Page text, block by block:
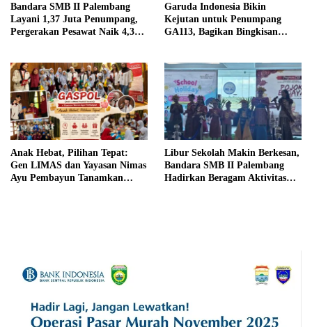
Bandara SMB II Palembang
Layani 1,37 Juta Penumpang,
Pergerakan Pesawat Naik 4,3
Garuda Indonesia Bikin
Kejutan untuk Penumpang
GA113, Bagikan Bingkisan
Anak Hebat, Pilihan Tepat:
Gen LIMAS dan Yayasan Nimas
Ayu Pembayun Tanamkan
Libur Sekolah Makin Berkesan,
Bandara SMB II Palembang
Hadirkan Beragam Aktivitas